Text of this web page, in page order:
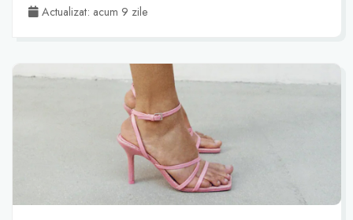
Actualizat: acum 9 zile